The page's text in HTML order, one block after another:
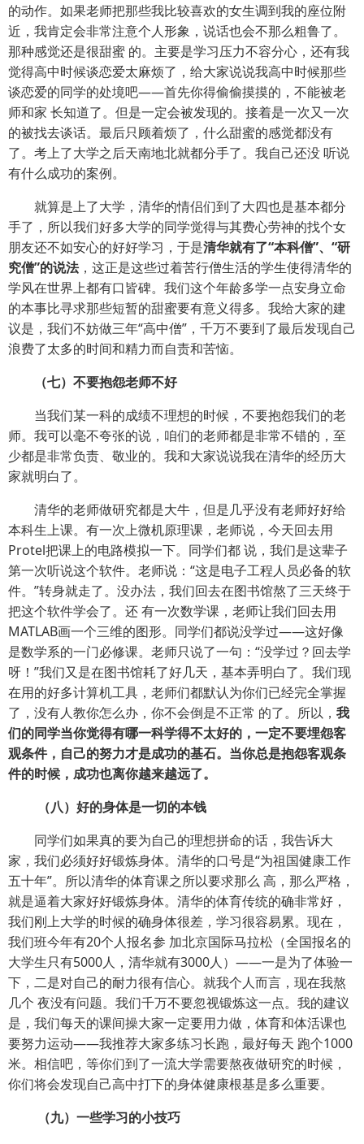
的动作。如果老师把那些我比较喜欢的女生调到我的座位附
近，我肯定会非常注意个人形象，说话也会不那么粗鲁了。
那种感觉还是很甜蜜 的。主要是学习压力不容分心，还有我
觉得高中时候谈恋爱太麻烦了，给大家说说我高中时候那些
谈恋爱的同学的处境吧——首先你得偷偷摸摸的，不能被老
师和家 长知道了。但是一定会被发现的。接着是一次又一次
的被找去谈话。最后只顾着烦了，什么甜蜜的感觉都没有
了。考上了大学之后天南地北就都分手了。我自己还没 听说
有什么成功的案例。
就算是上了大学，清华的情侣们到了大四也是基本都分
手了，所以我们好多大学的同学觉得与其费心劳神的找个女
朋友还不如安心的好好学习，于是清华就有了“本科僧”、“研
究僧”的说法，这正是这些过着苦行僧生活的学生使得清华的
学风在世界上都有口皆碑。我们这个年龄多学一点安身立命
的本事比寻求那些短暂的甜蜜要有意义得多。我给大家的建
议是，我们不妨做三年“高中僧”，千万不要到了最后发现自己
浪费了太多的时间和精力而自责和苦恼。
（七）不要抱怨老师不好
当我们某一科的成绩不理想的时候，不要抱怨我们的老
师。我可以毫不夸张的说，咱们的老师都是非常不错的，至
少都是非常负责、敬业的。我和大家说说我在清华的经历大
家就明白了。
清华的老师做研究都是大牛，但是几乎没有老师好好给
本科生上课。有一次上微机原理课，老师说，今天回去用
Protel把课上的电路模拟一下。同学们都 说，我们是这辈子
第一次听说这个软件。老师说：“这是电子工程人员必备的软
件。”转身就走了。没办法，我们回去在图书馆熬了三天终于
把这个软件学会了。还 有一次数学课，老师让我们回去用
MATLAB画一个三维的图形。同学们都说没学过——这好像
是数学系的一门必修课。老师只说了一句：“没学过？回去学
呀！”我们又是在图书馆耗了好几天，基本弄明白了。我们现
在用的好多计算机工具，老师们都默认为你们已经完全掌握
了，没有人教你怎么办，你不会倒是不正常 的了。所以， 我
们的同学当你觉得有哪一科学得不太好的，一定不要埋怨客
观条件，自己的努力才是成功的基石。当你总是抱怨客观条
件的时候，成功也离你越来越远了。
（八）好的身体是一切的本钱
同学们如果真的要为自己的理想拼命的话，我告诉大
家，我们必须好好锻炼身体。清华的口号是“为祖国健康工作
五十年”。所以清华的体育课之所以要求那么 高，那么严格，
就是逼着大家好好锻炼身体。清华的体育传统的确非常好，
我们刚上大学的时候的确身体很差，学习很容易累。现在，
我们班今年有20个人报名参 加北京国际马拉松（全国报名的
大学生只有5000人，清华就有3000人）——一是为了体验一
下，二是对自己的耐力很有信心。就我个人而言，现在我熬
几个 夜没有问题。我们千万不要忽视锻炼这一点。我的建议
是，我们每天的课间操大家一定要用力做，体育和体活课也
要努力运动——我推荐大家多练习长跑，最好每天 跑个1000
米。相信吧，等你们到了一流大学需要熬夜做研究的时候，
你们将会发现自己高中打下的身体健康根基是多么重要。
（九）一些学习的小技巧